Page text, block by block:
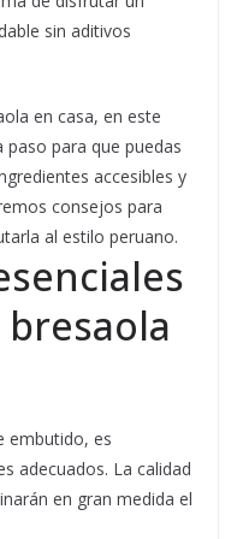
sin aditivos
en casa, en este
para que puedas
accesibles y
consejos para
al estilo peruano.
embutido, es
adecuados. La calidad
en gran medida el